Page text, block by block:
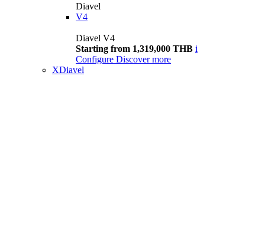
Diavel
V4
Diavel V4
Starting from 1,319,000 THB i
Configure Discover more
XDiavel